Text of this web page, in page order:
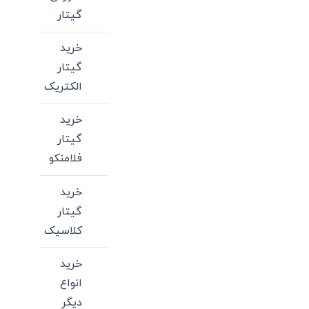
گیتار
خرید
گیتار
الکتریک
خرید
گیتار
فلامنکو
خرید
گیتار
کلاسیک
خرید
انواع
دیگر